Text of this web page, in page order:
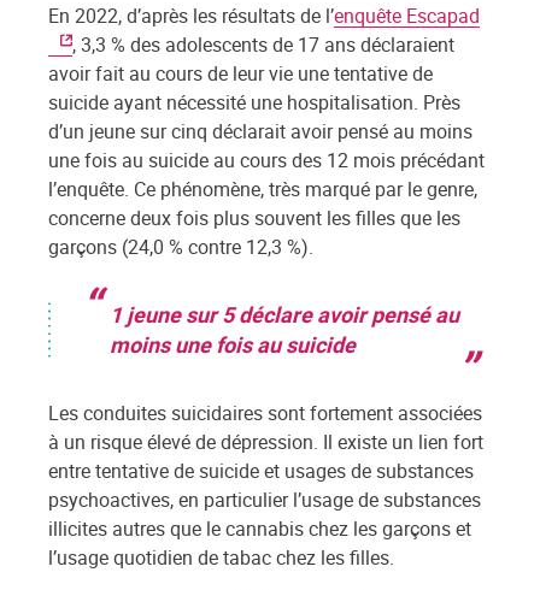
En 2022, d’après les résultats de l’enquête Escapad
, 3,3 % des adolescents de 17 ans déclaraient
avoir fait au cours de leur vie une tentative de
suicide ayant nécessité une hospitalisation. Près
d’un jeune sur cinq déclarait avoir pensé au moins
une fois au suicide au cours des 12 mois précédant
l’enquête. Ce phénomène, très marqué par le genre,
concerne deux fois plus souvent les filles que les
garçons (24,0 % contre 12,3 %).
1 jeune sur 5 déclare avoir pensé au
moins une fois au suicide
Les conduites suicidaires sont fortement associées
à un risque élevé de dépression. Il existe un lien fort
entre tentative de suicide et usages de substances
psychoactives, en particulier l’usage de substances
illicites autres que le cannabis chez les garçons et
l’usage quotidien de tabac chez les filles.